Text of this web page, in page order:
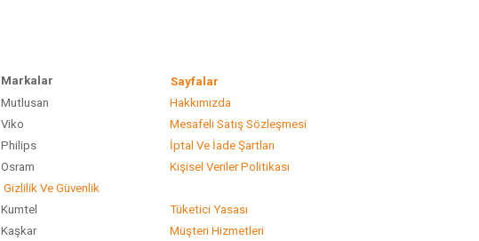
Markalar Sayfalar
Mutlusan Hakkımızda
Viko Mesafeli Satış Sözleşmesi
Philips İptal Ve İade Şartları
Osram Kişisel Veriler Politikası
Gizlilik Ve Güvenlik
Kumtel Tüketici Yasası
Kaşkar
Müşteri Hizmetleri